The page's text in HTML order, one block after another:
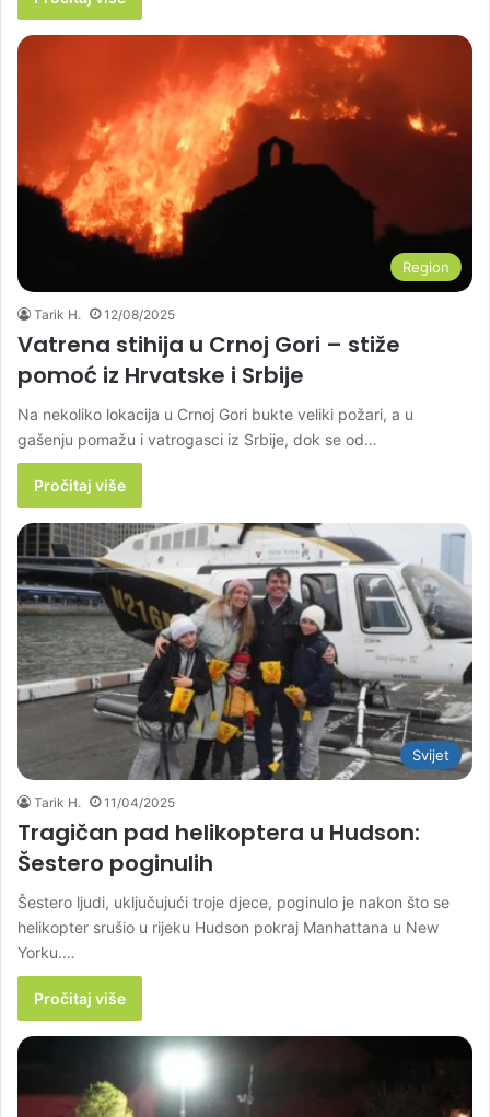
Region
Tarik H. 12/08/2025
Vatrena stihija u Crnoj Gori – stiže
pomoć iz Hrvatske i Srbije
Na nekoliko lokacija u Crnoj Gori bukte veliki požari, a u
gašenju pomažu i vatrogasci iz Srbije, dok se od…
Pročitaj više
Svijet
Tarik H. 11/04/2025
Tragičan pad helikoptera u Hudson:
Šestero poginulih
Šestero ljudi, uključujući troje djece, poginulo je nakon što se
helikopter srušio u rijeku Hudson pokraj Manhattana u New
Yorku.…
Pročitaj više